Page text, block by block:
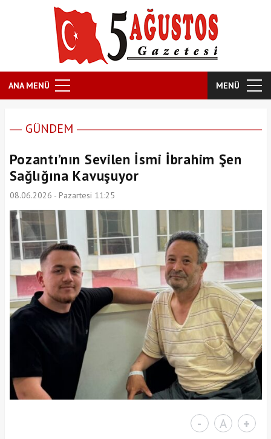
ANA MENÜ MENÜ
GÜNDEM
Pozantı’nın Sevilen İsmi İbrahim Şen
Sağlığına Kavuşuyor
08.06.2026 - Pazartesi 11:25
- A +